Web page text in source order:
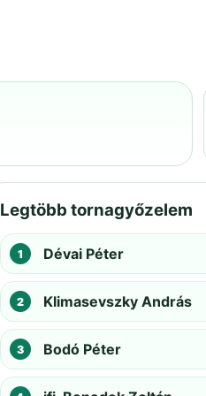
Legtöbb tornagyőzelem
Dévai Péter
Klimasevszky András
Bodó Péter